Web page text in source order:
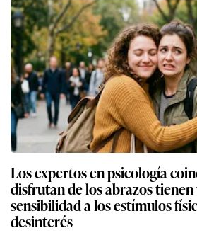
Los expertos en psicología
disfrutan de los abrazos
sensibilidad a los estímulos
desinterés